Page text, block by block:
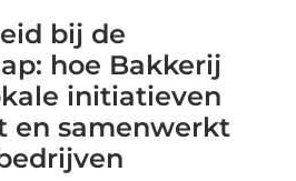
bij de
hoe Bakkerij
initiatieven
en samenwerkt